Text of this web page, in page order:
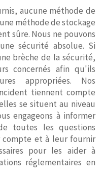
aucune méthode de
méthode de stockage
sûre. Nous ne pouvons
sécurité absolue. Si
brèche de la sécurité,
concernés afin qu'ils
appropriées. Nos
tiennent compte
se situent au niveau
engageons à informer
toutes les questions
et à leur fournir
pour les aider à
réglementaires en